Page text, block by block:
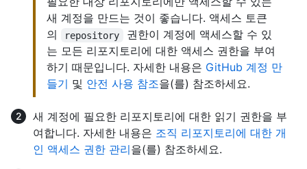
새 계정을 만드는 것이 좋습니다. 액세스 토큰
의
repository
권한이 계정에 액세스할 수 있
는 모든 리포지토리에 대한 액세스 권한을 부여
하기 때문입니다. 자세한 내용은 GitHub 계정 만
들기 및 안전 사용 참조을(를) 참조하세요.
새 계정에 필요한 리포지토리에 대한 읽기 권한을 부
여합니다. 자세한 내용은 조직 리포지토리에 대한 개
인 액세스 권한 관리을(를) 참조하세요.